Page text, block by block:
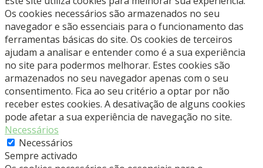
Os cookies necessários são armazenados no seu
navegador e são essenciais para o funcionamento das
ferramentas básicas do site. Os cookies de terceiros
ajudam a analisar e entender como é a sua experiência
no site para podermos melhorar. Estes cookies são
armazenados no seu navegador apenas com o seu
consentimento. Fica ao seu critério a optar por não
receber estes cookies. A desativação de alguns cookies
pode afetar a sua experiência de navegação no site.
Necessários
Necessários
Sempre activado